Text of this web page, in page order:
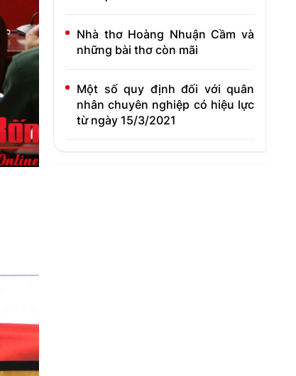
Nhà thơ Hoàng Nhuận Cầm và
những bài thơ còn mãi
Một số quy định đối với quân
nhân chuyên nghiệp có hiệu lực
từ ngày 15/3/2021